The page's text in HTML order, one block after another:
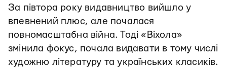
За півтора року видавництво вийшло у
впевнений плюс, але почалася
повномасштабна війна. Тоді «Віхола»
змінила фокус, почала видавати в тому числі
художню літературу та українських класиків.